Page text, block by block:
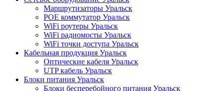
Маршрутизаторы Уральск
POE коммутатор Уральск
WiFi роутеры Уральск
WiFi радиомосты Уральск
WiFi точки доступа Уральск
Кабельная продукция Уральск
Оптические кабеля Уральск
UTP кабель Уральск
Блоки питания Уральск
Блоки бесперебойного питания Уральск